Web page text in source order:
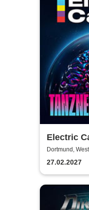
Electric
World
Dortmund,
27.02.2027